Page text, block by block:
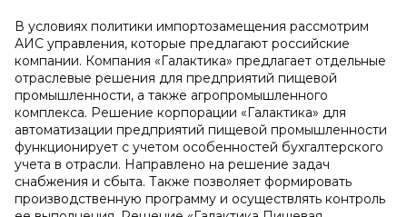
В условиях политики импортозамещения рассмотрим
АИС управления, которые предлагают российские
компании. Компания «Галактика» предлагает отдельные
отраслевые решения для предприятий пищевой
промышленности, а также агропромышленного
комплекса. Решение корпорации «Галактика» для
автоматизации предприятий пищевой промышленности
функционирует с учетом особенностей бухгалтерского
учета в отрасли. Направлено на решение задач
снабжения и сбыта. Также позволяет формировать
производственную программу и осуществлять контроль